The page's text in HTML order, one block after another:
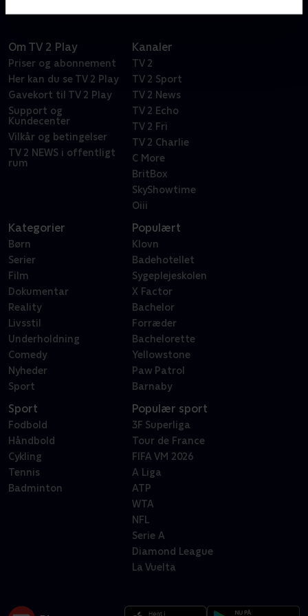
Om TV 2 Play
Priser og abonnement
Her kan du se TV 2 Play
Gavekort til TV 2 Play
Support og
Kundecenter
Vilkår og betingelser
TV 2 NEWS i offentligt
rum
Kanaler
TV 2
TV 2 Sport
TV 2 News
TV 2 Echo
TV 2 Fri
TV 2 Charlie
C More
BritBox
SkyShowtime
Oiii
Kategorier
Børn
Serier
Film
Dokumentar
Reality
Livsstil
Underholdning
Comedy
Nyheder
Sport
Populært
Klovn
Badehotellet
Sygeplejeskolen
X Factor
Bachelor
Forræder
Bachelorette
Yellowstone
Paw Patrol
Barnaby
Sport
Fodbold
Håndbold
Cykling
Tennis
Badminton
Populær sport
3F Superliga
Tour de France
FIFA VM 2026
A Liga
ATP
WTA
NFL
Serie A
Diamond League
La Vuelta